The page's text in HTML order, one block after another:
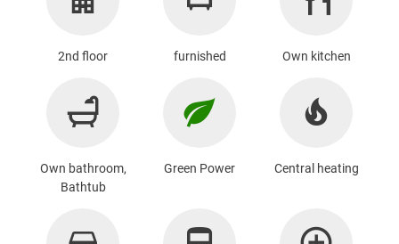
2nd floor furnished Own kitchen
Own bathroom,
Bathtub
Green Power Central heating